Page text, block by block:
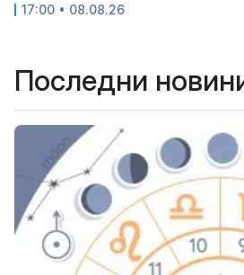
17:00 • 08.08.26
Последни